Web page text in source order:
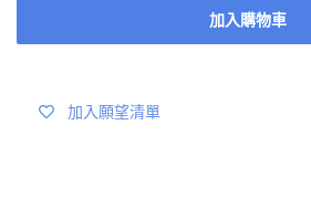
加入購物車
加入願望清單